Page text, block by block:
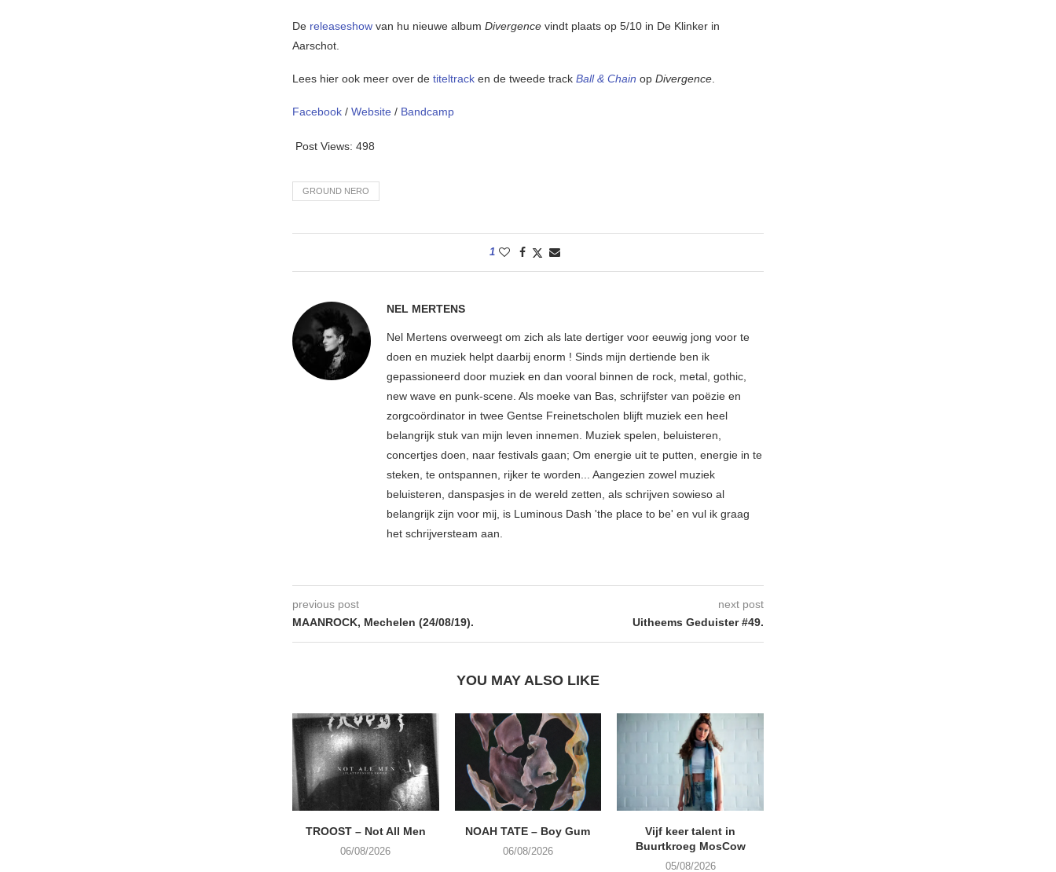
De releaseshow van hu nieuwe album Divergence vindt plaats op 5/10 in De Klinker in
Aarschot.
Lees hier ook meer over de titeltrack en de tweede track Ball & Chain op Divergence
Facebook / Website / Bandcamp
Post Views: 498
GROUND NERO
1
NEL MERTENS
Nel Mertens overweegt om zich als late dertiger voor eeuwig jong voor te
doen en muziek helpt daarbij enorm ! Sinds mijn dertiende ben ik
gepassioneerd door muziek en dan vooral binnen de rock, metal, gothic,
new wave en punk-scene. Als moeke van Bas, schrijfster van poëzie en
zorgcoördinator in twee Gentse Freinetscholen blijft muziek een heel
belangrijk stuk van mijn leven innemen. Muziek spelen, beluisteren,
concertjes doen, naar festivals gaan; Om energie uit te putten, energie in te
steken, te ontspannen, rijker te worden... Aangezien zowel muziek
beluisteren, danspasjes in de wereld zetten, als schrijven sowieso al
belangrijk zijn voor mij, is Luminous Dash 'the place to be' en vul ik graag
het schrijversteam aan.
previous post
MAANROCK, Mechelen (24/08/19).
next post
Uitheems Geduister #49.
YOU MAY ALSO LIKE
TROOST – Not All Men
06/08/2026
NOAH TATE – Boy Gum
06/08/2026
Vijf keer talent in
Buurtkroeg MosCow
05/08/2026